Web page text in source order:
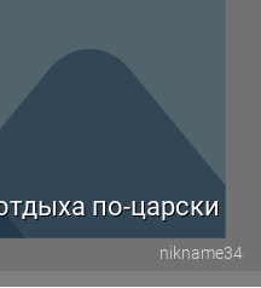
по-царски
nikname34